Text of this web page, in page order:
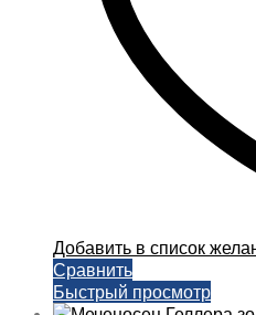
Добавить в список
Сравнить
Быстрый просмотр